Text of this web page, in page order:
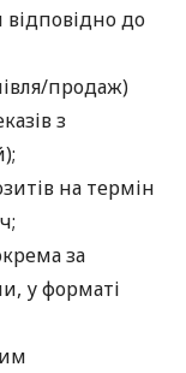
до
продаж)
з
на термін
за
у форматі